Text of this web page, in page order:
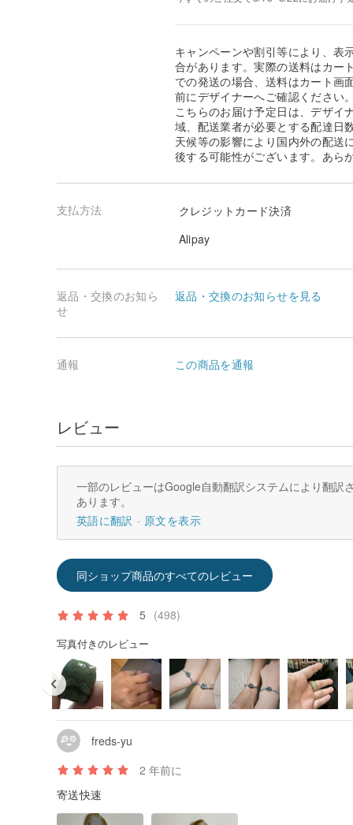
キャンペーンや割引等により、表
合があります。実際の送料はカー
での発送の場合、送料はカート画
前にデザイナーへご確認ください
こちらのお届け予定日は、デザイ
域、配送業者が必要とする配達日
天候等の影響により国内外の配送
後する可能性がございます。あら
支払方法
クレジットカード決済
Alipay
返品・交換のお知ら
せ
返品・交換のお知らせを見る
通報 この商品を通報
レビュー
一部のレビューはGoogle自動翻訳システムにより翻訳
あります。
英語に翻訳
原文を表示
同ショップ商品のすべてのレビュー
5 (498)
写真付きのレビュー
freds-yu
2 年前に
寄送快速